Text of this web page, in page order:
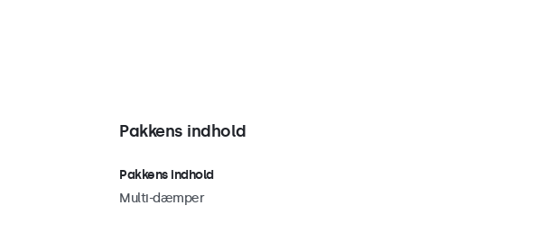
Pakkens indhold
Pakkens indhold
Multi-dæmper